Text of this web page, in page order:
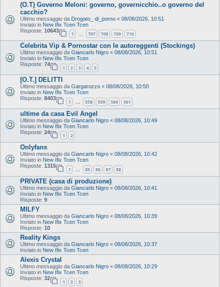
(O.T) Governo Meloni: governo, governicchio..o governo del
cacchio?
Ultimo messaggio da Drogato_ di_porno « 08/08/2026, 10:51
Inviato in New Ifix Tcen Tcen
Risposte: 10643
1 707 708 709 710
Celebrita Vip & Pornostar con le autoreggenti (Stockings)
Ultimo messaggio da Giancarlo Nigro « 08/08/2026, 10:51
Inviato in New Ifix Tcen Tcen
Risposte: 74
1 2 3 4 5
[O.T.] DELITTI
Ultimo messaggio da Gargarozzo « 08/08/2026, 10:50
Inviato in New Ifix Tcen Tcen
Risposte: 8403
1 … 558 559 560 561
ultime da casa Evil Angel
Ultimo messaggio da Giancarlo Nigro « 08/08/2026, 10:49
Inviato in New Ifix Tcen Tcen
Risposte: 24
1 2
Onlyfans
Ultimo messaggio da Giancarlo Nigro « 08/08/2026, 10:42
Inviato in New Ifix Tcen Tcen
Risposte: 1315
1 … 85 86 87 88
PRIVATE (casa di produzione)
Ultimo messaggio da Giancarlo Nigro « 08/08/2026, 10:41
Inviato in New Ifix Tcen Tcen
Risposte: 9
MILFY
Ultimo messaggio da Giancarlo Nigro « 08/08/2026, 10:39
Inviato in New Ifix Tcen Tcen
Risposte: 10
Reality Kings
Ultimo messaggio da Giancarlo Nigro « 08/08/2026, 10:37
Inviato in New Ifix Tcen Tcen
Alexis Crystal
Ultimo messaggio da Giancarlo Nigro « 08/08/2026, 10:29
Inviato in New Ifix Tcen Tcen
Risposte: 32
1 2 3